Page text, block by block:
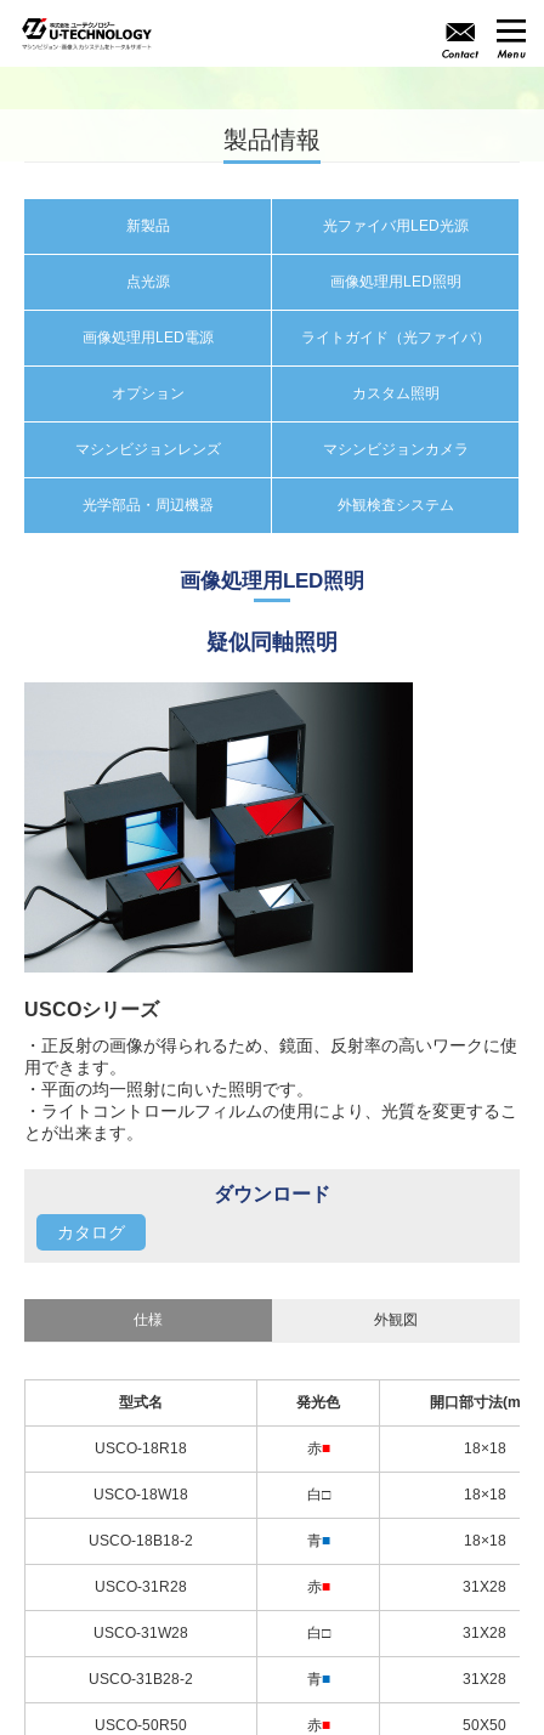
製品情報
新製品 光ファイバ用LED光源
点光源 画像処理用LED照明
画像処理用LED電源 ライトガイド（光ファイバ）
オプション カスタム照明
マシンビジョンレンズ マシンビジョンカメラ
光学部品・周辺機器 外観検査システム
画像処理用LED照明
疑似同軸照明
USCOシリーズ
・正反射の画像が得られるため、鏡面、反射率の高いワークに使
用できます。
・平面の均一照射に向いた照明です。
・ライトコントロールフィルムの使用により、光質を変更するこ
とが出来ます。
ダウンロード
カタログ
仕様 外観図
型式名 発光色 開口部寸法(mm)
USCO-18R18 赤■ 18×18
USCO-18W18 白□ 18×18
USCO-18B18-2 青■ 18×18
USCO-31R28 赤■ 31X28
USCO-31W28 白□ 31X28
USCO-31B28-2 青■ 31X28
USCO-50R50 赤■ 50X50